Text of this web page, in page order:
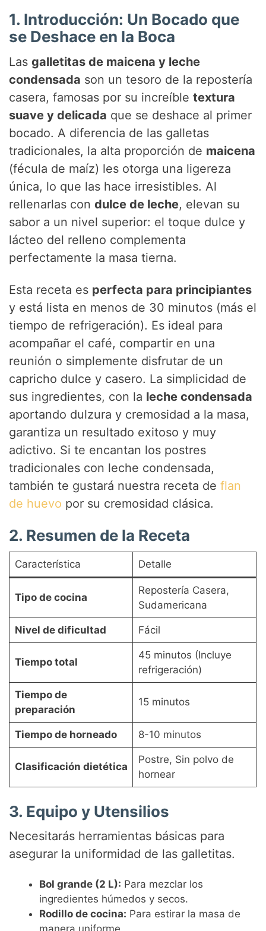
y
V
i
d
e
o
1. Introducción: Un Bocado que
se Deshace en la Boca
Lasgalletitas de maicena y leche
condensada son un tesoro de la repostería
casera, famosas por su increíbletextura
suave y delicada que se deshace al primer
bocado. A diferencia de las galletas
tradicionales, la alta proporción de maicena
(fécula de maíz) les otorga una ligereza
única, lo que las hace irresistibles. Al
rellenarlas condulce de leche, elevan su
sabor a un nivel superior: el toque dulce y
lácteo del relleno complementa
perfectamente la masa tierna.
Esta receta es perfecta para principiantes
y está lista en menos de 30 minutos (más el
tiempo de refrigeración). Es ideal para
acompañar el café, compartir en una
reunión o simplemente disfrutar de un
capricho dulce y casero. La simplicidad de
sus ingredientes, con la leche condensada
aportando dulzura y cremosidad a la masa,
garantiza un resultado exitoso y muy
adictivo. Si te encantan los postres
tradicionales con leche condensada,
también te gustará nuestra receta deflan
de huevo por su cremosidad clásica.
2. Resumen de la Receta
Característica Detalle
Tipo de cocina
Repostería Casera,
Sudamericana
Nivel de dificultad Fácil
Tiempo total
45 minutos (Incluye
refrigeración)
Tiempo de
preparación
15 minutos
Tiempo de horneado 8-10 minutos
Clasificación dietética
Postre, Sin polvo de
hornear
3. Equipo y Utensilios
Necesitarás herramientas básicas para
asegurar la uniformidad de las galletitas.
Bol grande (2 L): Para mezclar los
ingredientes húmedos y secos.
Rodillo de cocina: Para estirar la masa de